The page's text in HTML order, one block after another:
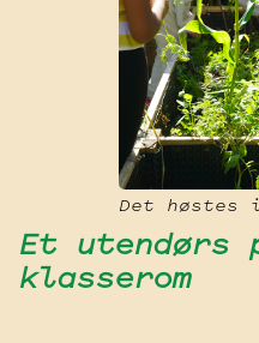
Det høstes
Et utendørs
klasserom